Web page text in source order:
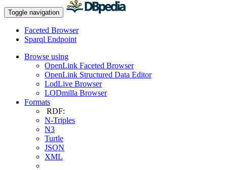
Toggle navigation
Faceted Browser
Sparql Endpoint
Browse using
OpenLink Faceted Browser
OpenLink Structured Data Editor
LodLive Browser
LODmilla Browser
Formats
RDF:
N-Triples
N3
Turtle
JSON
XML